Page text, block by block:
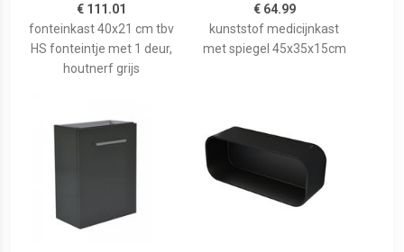
€ 111.01
fonteinkast 40x21 cm tbv
HS fonteintje met 1 deur,
houtnerf grijs
€ 64.99
kunststof medicijnkast
met spiegel 45x35x15cm